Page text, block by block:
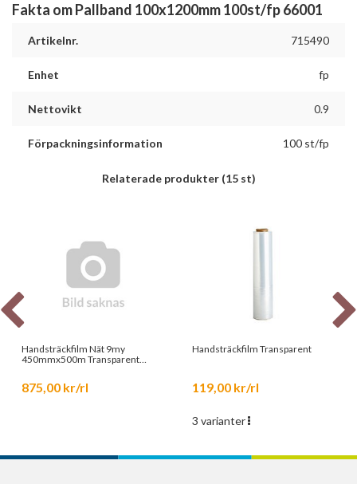
Fakta om Pallband 100x1200mm 100st/fp 66001
Artikelnr. 715490
Enhet fp
Nettovikt 0.9
Förpackningsinformation 100 st/fp
Relaterade produkter (15 st)
Handsträckfilm Nät 9my
450mmx500m Transparent
875,00 kr/rl
Handsträckfilm Transparent
119,00 kr/rl
3 varianter